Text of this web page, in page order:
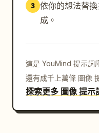
3 依你的想法替
成。
這是 YouMind 提示詞
還有成千上萬條 圖像
探索更多 圖像 提示